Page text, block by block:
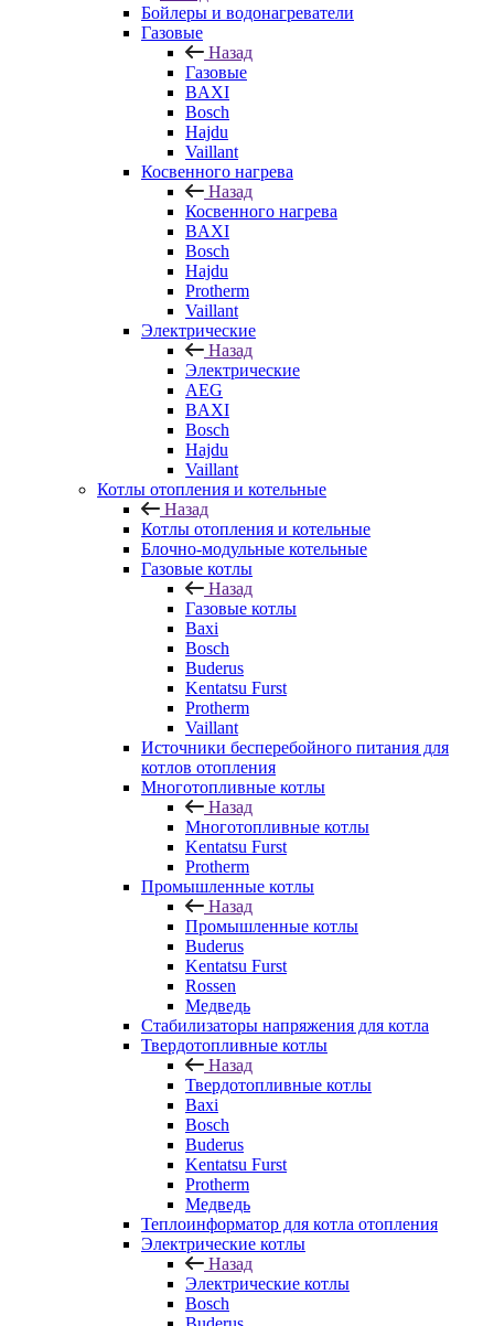
Бойлеры и водонагреватели
Газовые
Назад
Газовые
BAXI
Bosch
Hajdu
Vaillant
Косвенного нагрева
Назад
Косвенного нагрева
BAXI
Bosch
Hajdu
Protherm
Vaillant
Электрические
Назад
Электрические
AEG
BAXI
Bosch
Hajdu
Vaillant
Котлы отопления и котельные
Назад
Котлы отопления и котельные
Блочно-модульные котельные
Газовые котлы
Назад
Газовые котлы
Baxi
Bosch
Buderus
Kentatsu Furst
Protherm
Vaillant
Источники бесперебойного питания для
котлов отопления
Многотопливные котлы
Назад
Многотопливные котлы
Kentatsu Furst
Protherm
Промышленные котлы
Назад
Промышленные котлы
Buderus
Kentatsu Furst
Rossen
Медведь
Стабилизаторы напряжения для котла
Твердотопливные котлы
Назад
Твердотопливные котлы
Baxi
Bosch
Buderus
Kentatsu Furst
Protherm
Медведь
Теплоинформатор для котла отопления
Электрические котлы
Назад
Электрические котлы
Bosch